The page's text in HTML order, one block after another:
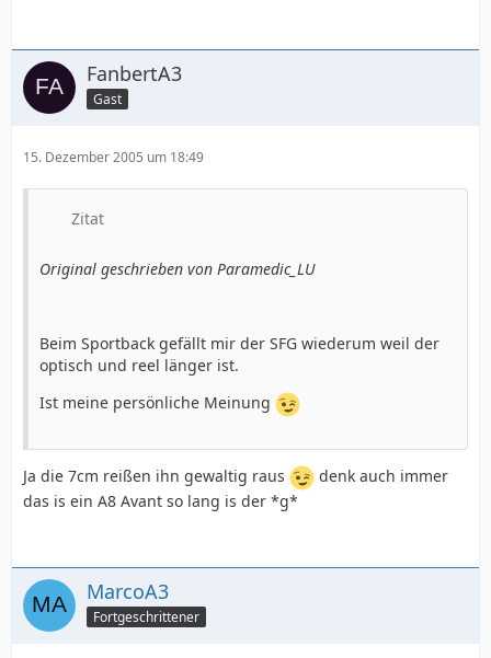
FanbertA3
Gast
15. Dezember 2005 um 18:49
Zitat
Original geschrieben von Paramedic_LU
Beim Sportback gefällt mir der SFG wiederum weil der
optisch und reel länger ist.
Ist meine persönliche Meinung
Ja die 7cm reißen ihn gewaltig raus
denk auch immer
das is ein A8 Avant so lang is der *g*
MarcoA3
Fortgeschrittener